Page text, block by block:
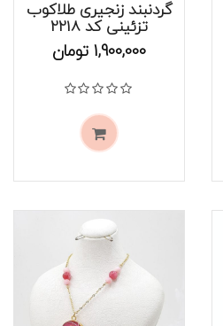
موجود است
گردنبند زنجیری طلاکوب
تزئینی کد 2218
1,900,000تومان
نمره0از 5